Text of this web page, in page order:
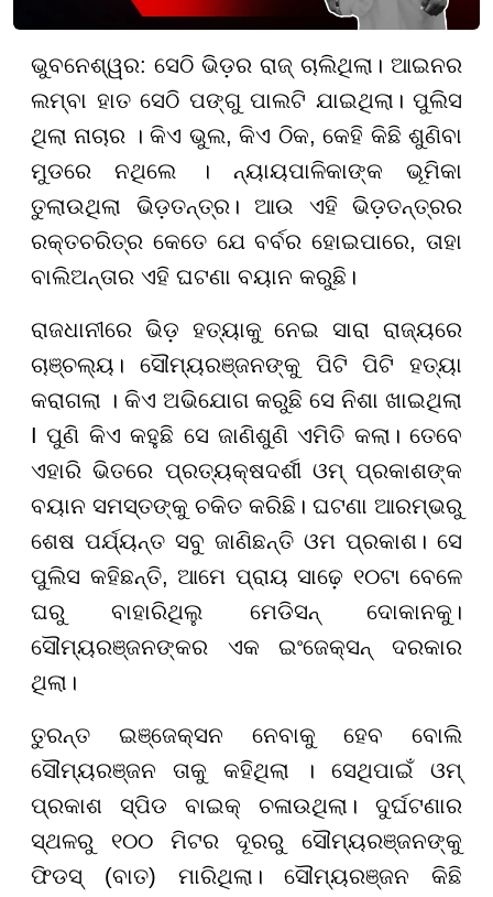
ଭୁବନେଶ୍ୱର: ସେଠି ଭିଡ଼ର ରାଜ୍ ଚାଲିଥିଲା। ଆଇନର
ଲମ୍ବା ହାତ ସେଠି ପଙ୍ଗୁ ପାଲଟି ଯାଇଥିଲା। ପୁଲିସ
ଥିଲା ନାଚାର । କିଏ ଭୁଲ, କିଏ ଠିକ, କେହି କିଛି ଶୁଣିବା
ମୁଡରେ ନଥିଲେ । ନ୍ୟାୟପାଳିକାଙ୍କ ଭୂମିକା
ତୁଲାଉଥିଲା ଭିଡ଼ତନ୍ତ୍ର। ଆଉ ଏହି ଭିଡ଼ତନ୍ତ୍ରର
ରକ୍ତଚରିତ୍ର କେତେ ଯେ ବର୍ବର ହୋଇପାରେ, ତାହା
ବାଲିଅନ୍ତାର ଏହି ଘଟଣା ବୟାନ କରୁଛି।
ରାଜଧାନୀରେ ଭିଡ଼ ହତ୍ୟାକୁ ନେଇ ସାରା ରାଜ୍ୟରେ
ଚାଞ୍ଚଲ୍ୟ। ସୌମ୍ୟରଞ୍ଜନଙ୍କୁ ପିଟି ପିଟି ହତ୍ୟା
କରାଗଲା । କିଏ ଅଭିଯୋଗ କରୁଛି ସେ ନିଶା ଖାଇଥିଲା
I ପୁଣି କିଏ କହୁଛି ସେ ଜାଣିଶୁଣି ଏମିତି କଲା। ତେବେ
ଏହାରି ଭିତରେ ପ୍ରତ୍ୟକ୍ଷଦର୍ଶୀ ଓମ୍ ପ୍ରକାଶଙ୍କ
ବୟାନ ସମସ୍ତଙ୍କୁ ଚକିତ କରିଛି। ଘଟଣା ଆରମ୍ଭରୁ
ଶେଷ ପର୍ଯ୍ୟନ୍ତ ସବୁ ଜାଣିଛନ୍ତି ଓମ ପ୍ରକାଶ। ସେ
ପୁଲିସ କହିଛନ୍ତି, ଆମେ ପ୍ରାୟ ସାଢ଼େ ୧୦ଟା ବେଳେ
ଘରୁ ବାହାରିଥିଲୁ ମେଡିସନ୍ ଦୋକାନକୁ।
ସୌମ୍ୟରଞ୍ଜନଙ୍କର ଏକ ଇଂଜେକ୍ସନ୍ ଦରକାର
ଥିଲା।
ତୁରନ୍ତ ଇଞ୍ଜେକ୍ସନ ନେବାକୁ ହେବ ବୋଲି
ସୌମ୍ୟରଞ୍ଜନ ତାକୁ କହିଥିଲା । ସେଥିପାଇଁ ଓମ୍‌
ପ୍ରକାଶ ସ୍ପିଡ ବାଇକ୍ ଚଳାଉଥିଲା। ଦୁର୍ଘଟଣାର
ସ୍ଥଳରୁ ୧୦୦ ମିଟର ଦୂରରୁ ସୌମ୍ୟରଞ୍ଜନଙ୍କୁ
ଫିଡସ୍ (ବାତ) ମାରିଥିଲା। ସୌମ୍ୟରଞ୍ଜନ କିଛି